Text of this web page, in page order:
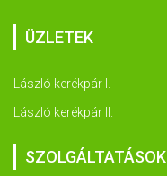
ÜZLETEK
László kerékpár I.
László kerékpár II.
SZOLGÁLTATÁSOK